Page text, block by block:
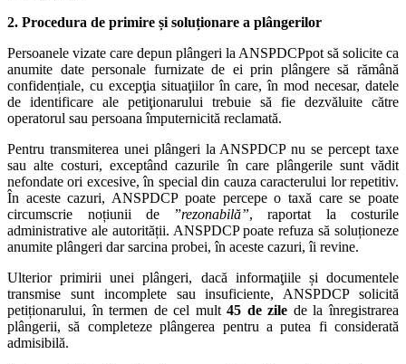
2. Procedura de primire și soluționare a plângerilor
Persoanele vizate care depun plângeri la ANSPDCPpot să solicite ca
anumite date personale furnizate de ei prin plângere să rămână
confidențiale, cu excepţia situaţiilor în care, în mod necesar, datele
de identificare ale petiţionarului trebuie să fie dezvăluite către
operatorul sau persoana împuternicită reclamată.
Pentru transmiterea unei plângeri la ANSPDCP nu se percept taxe
sau alte costuri, exceptând cazurile în care plângerile sunt vădit
nefondate ori excesive, în special din cauza caracterului lor repetitiv.
În aceste cazuri, ANSPDCP poate percepe o taxă care se poate
circumscrie noțiunii de ”rezonabilă”, raportat la costurile
administrative ale autorității. ANSPDCP poate refuza să soluționeze
anumite plângeri dar sarcina probei, în aceste cazuri, îi revine.
Ulterior primirii unei plângeri, dacă informaţiile și documentele
transmise sunt incomplete sau insuficiente, ANSPDCP solicită
petiționarului, în termen de cel mult45 de zile de la înregistrarea
plângerii, să completeze plângerea pentru a putea fi considerată
admisibilă.